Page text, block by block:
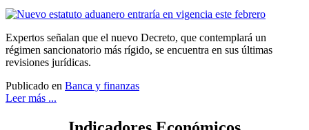
Expertos señalan que el nuevo Decreto, que contemplará un
régimen sancionatorio más rígido, se encuentra en sus últimas
revisiones jurídicas.
Publicado en Banca y finanzas
Leer más ...